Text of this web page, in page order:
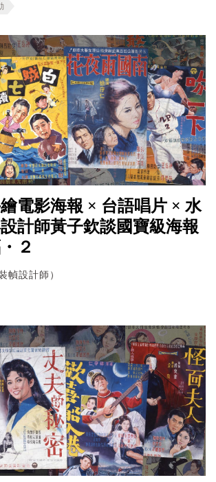
電影海報 × 台語唱片 × 水
計師黃子欽談國寶級海報
２
幀設計師）